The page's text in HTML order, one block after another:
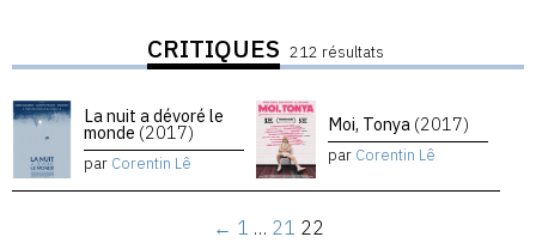
CRITIQUES 212 résultats
La nuit a dévoré le
monde (2017)
par Corentin Lê
Moi, Tonya (2017)
par Corentin Lê
← 1 … 21 22